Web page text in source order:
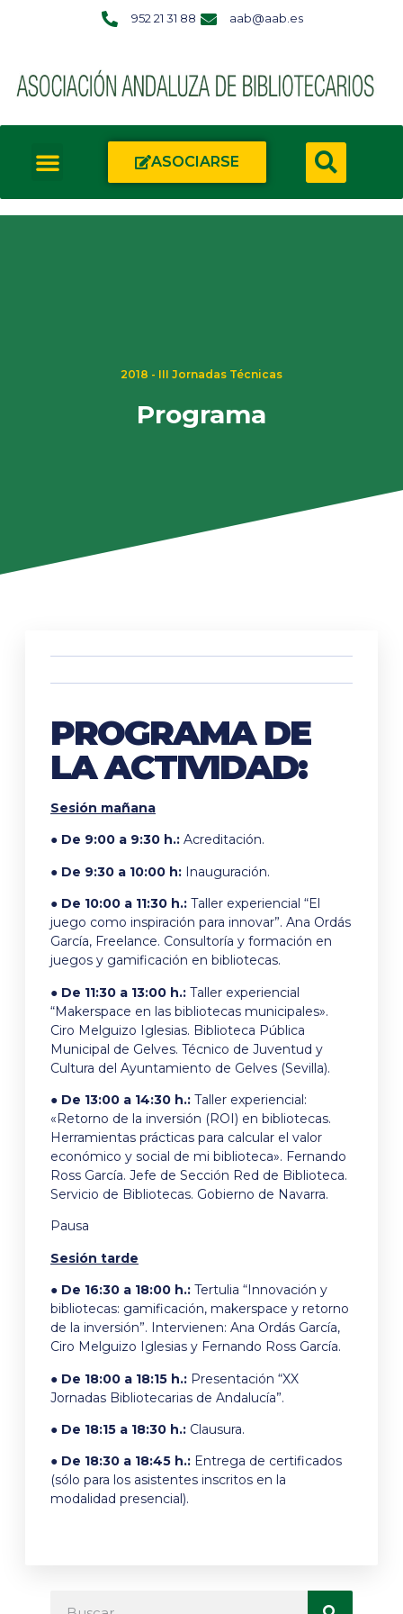
952 21 31 88 aab@aab.es
ASOCIARSE
2018 - III Jornadas Técnicas
Programa
PROGRAMA DE
LA ACTIVIDAD:
Sesión mañana
● De 9:00 a 9:30 h.: Acreditación.
● De 9:30 a 10:00 h: Inauguración.
● De 10:00 a 11:30 h.: Taller experiencial “El
juego como inspiración para innovar”. Ana Ordás
García, Freelance. Consultoría y formación en
juegos y gamificación en bibliotecas.
● De 11:30 a 13:00 h.: Taller experiencial
“Makerspace en las bibliotecas municipales».
Ciro Melguizo Iglesias. Biblioteca Pública
Municipal de Gelves. Técnico de Juventud y
Cultura del Ayuntamiento de Gelves (Sevilla).
● De 13:00 a 14:30 h.: Taller experiencial:
«Retorno de la inversión (ROI) en bibliotecas.
Herramientas prácticas para calcular el valor
económico y social de mi biblioteca». Fernando
Ross García. Jefe de Sección Red de Biblioteca.
Servicio de Bibliotecas. Gobierno de Navarra.
Pausa
Sesión tarde
● De 16:30 a 18:00 h.: Tertulia “Innovación y
bibliotecas: gamificación, makerspace y retorno
de la inversión”. Intervienen: Ana Ordás García,
Ciro Melguizo Iglesias y Fernando Ross García.
● De 18:00 a 18:15 h.: Presentación “XX
Jornadas Bibliotecarias de Andalucía”.
● De 18:15 a 18:30 h.: Clausura.
● De 18:30 a 18:45 h.: Entrega de certificados
(sólo para los asistentes inscritos en la
modalidad presencial).